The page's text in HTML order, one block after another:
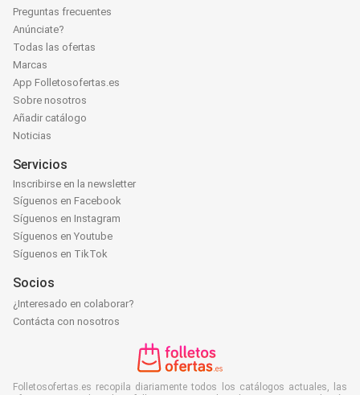
Preguntas frecuentes
Anúnciate?
Todas las ofertas
Marcas
App Folletosofertas.es
Sobre nosotros
Añadir catálogo
Noticias
Servicios
Inscribirse en la newsletter
Síguenos en Facebook
Síguenos en Instagram
Síguenos en Youtube
Síguenos en TikTok
Socios
¿Interesado en colaborar?
Contácta con nosotros
Folletosofertas.es recopila diariamente todos los catálogos actuales, las